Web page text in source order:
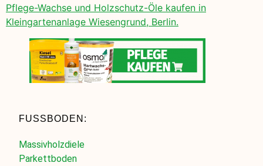
Pflege-Wachse und Holzschutz-Öle kaufen in
Kleingartenanlage Wiesengrund, Berlin.
FUSSBODEN:
Massivholzdiele
Parkettboden